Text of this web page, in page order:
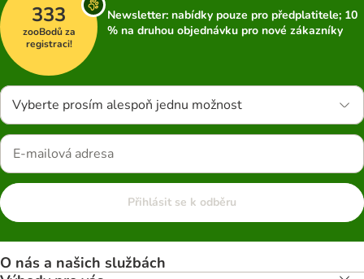
333
zooBodů za
registraci!
Newsletter: nabídky pouze pro předplatitele; 10
% na druhou objednávku pro nové zákazníky
Vyberte prosím alespoň jednu možnost
Přihlásit se k odběru
O nás a našich službách